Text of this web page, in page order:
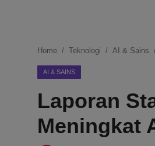
Ekonomi
Internasional
Teknologi
Home Teknologi AI & Sains
AI & SAINS
Laporan
Meningkat